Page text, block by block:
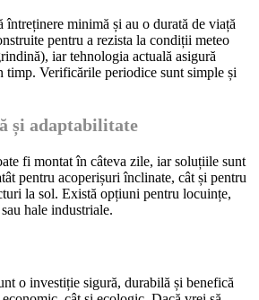
întreținere minimă și au o durată de viață
pentru a rezista la condiții meteo
iar tehnologia actuală asigură
timp. Verificările periodice sunt simple și
și adaptabilitate
fi montat în câteva zile, iar soluțiile sunt
pentru acoperișuri înclinate, cât și pentru
la sol. Există opțiuni pentru locuințe,
hale industriale.
o investiție sigură, durabilă și benefică